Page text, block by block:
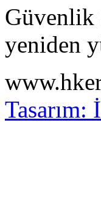
Güvenlik
yeniden